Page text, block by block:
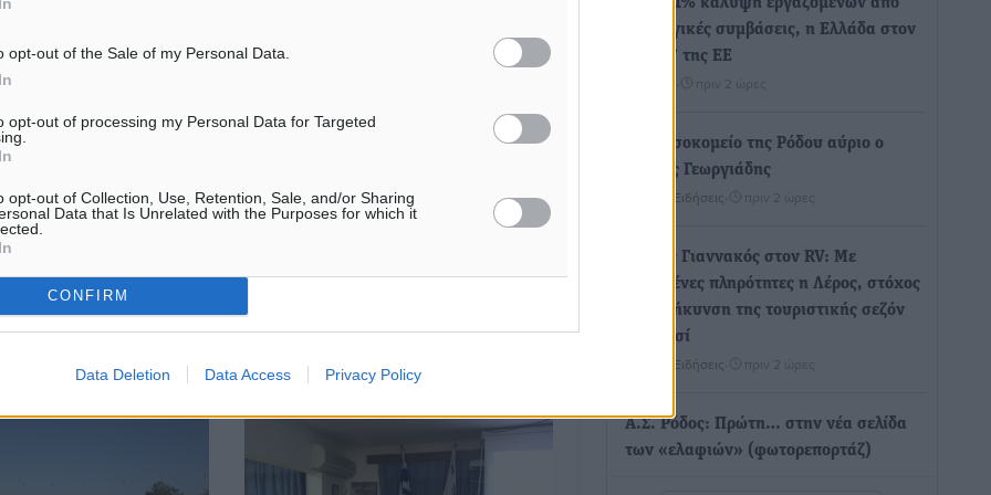
opt-out of the Sale of my Personal Data.
opt-out of processing my Personal Data for Targeted
opt-out of Collection, Use, Retention, Sale, and/or Sharing
Data that Is Unrelated with the Purposes for which it
CONFIRM
Data Deletion Data Access Privacy Policy
κύριε Κολιάδη;
του Δημοτικού
η παράταξη του τ.
κ. Αντώνη
αφορμή όσα έγιναν. Η
...
πρόταση μομφής εναντίον μου όπως
σφοδρά με όσους τον αμφισβητούν
είναι ο Στέφανος Κασσελάκης, καθώς
της Κεντρικής Επιτροπής του ΣΥΡΙΖΑ,
συλλογικές συμβάσεις, η Ελλάδα στον
“πάτο” της ΕΕ
πριν 2 ώρες
Στο νοσοκομείο της Ρόδου αύριο ο
Άδωνις Γεωργιάδης
Τοπικές Ειδήσεις πριν 2 ώρες
Φώτης Γιαννακός στον RV: Με
αυξημένες πληρότητες η Λέρος, στόχος
η επιμήκυνση της τουριστικής σεζόν
στο νησί
Τοπικές Ειδήσεις πριν 2 ώρες
Α.Σ. Ρόδος: Πρώτη… στην νέα σελίδα
των «ελαφιών» (φωτορεπορτάζ)